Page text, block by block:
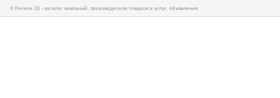
© Регион 33 - каталог компаний, производители товаров и услуг, объявления